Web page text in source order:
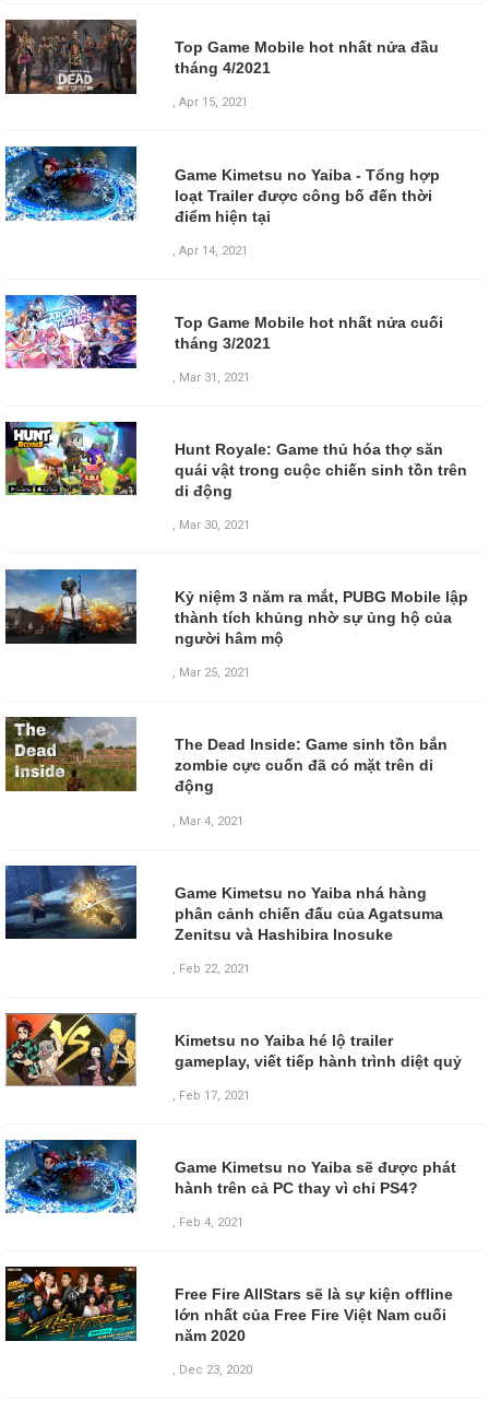
Top Game Mobile hot nhất nửa đầu
tháng 4/2021
,Apr 15, 2021
Game Kimetsu no Yaiba - Tổng hợp
loạt Trailer được công bố đến thời
điểm hiện tại
,Apr 14, 2021
Top Game Mobile hot nhất nửa cuối
tháng 3/2021
, Mar 31, 2021
Hunt Royale: Game thủ hóa thợ săn
quái vật trong cuộc chiến sinh tồn trên
di động
, Mar 30, 2021
Kỷ niệm 3 năm ra mắt, PUBG Mobile lập
thành tích khủng nhờ sự ủng hộ của
người hâm mộ
, Mar 25, 2021
The Dead Inside: Game sinh tồn bắn
zombie cực cuốn đã có mặt trên di
động
Mar 4, 2021
Game Kimetsu no Yaiba nhá hàng
phân cảnh chiến đấu của Agatsuma
Zenitsu và Hashibira Inosuke
, Feb 22, 2021
Kimetsu no Yaiba hé lộ trailer
gameplay, viết tiếp hành trình diệt quỷ
, Feb 17, 2021
Game Kimetsu no Yaiba sẽ được phát
hành trên cả PC thay vì chỉ PS4?
, Feb 4, 2021
Free Fire AllStars sẽ là sự kiện offline
lớn nhất của Free Fire Việt Nam cuối
năm 2020
, Dec 23, 2020